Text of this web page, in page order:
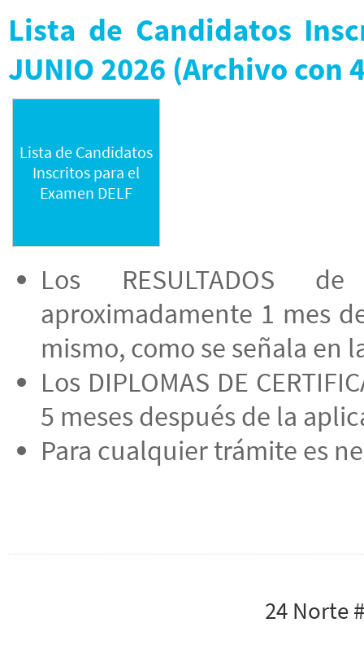
Lista de Candidatos
JUNIO 2026 (Archivo con
Lista de Candidatos
Inscritos para el
Examen DELF
Los RESULTADOS
aproximadamente 1 mes
mismo, como se señala en
Los DIPLOMAS DE
5 meses después de la
Para cualquier trámite es
24 Norte